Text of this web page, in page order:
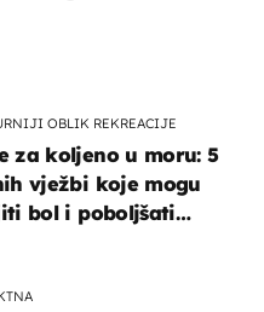
OBLIK REKREACIJE
za koljeno u moru: 5
vježbi koje mogu
bol i poboljšati